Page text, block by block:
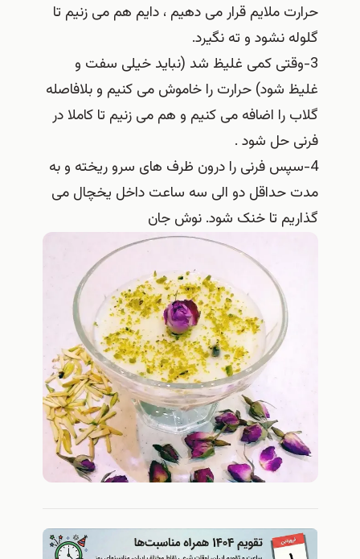
حرارت ملایم قرار می دهیم ، دایم هم می زنیم تا
گلوله نشود و ته نگیرد.
3-وقتی کمی غلیظ شد (نباید خیلی سفت و
غلیظ شود) حرارت را خاموش می کنیم و بلافاصله
گلاب را اضافه می کنیم و هم می زنیم تا کاملا در
فرنی حل شود .
4-سپس فرنی را درون ظرف های سرو ریخته و به
مدت حداقل دو الی سه ساعت داخل یخچال می
گذاریم تا خنک شود. نوش جان